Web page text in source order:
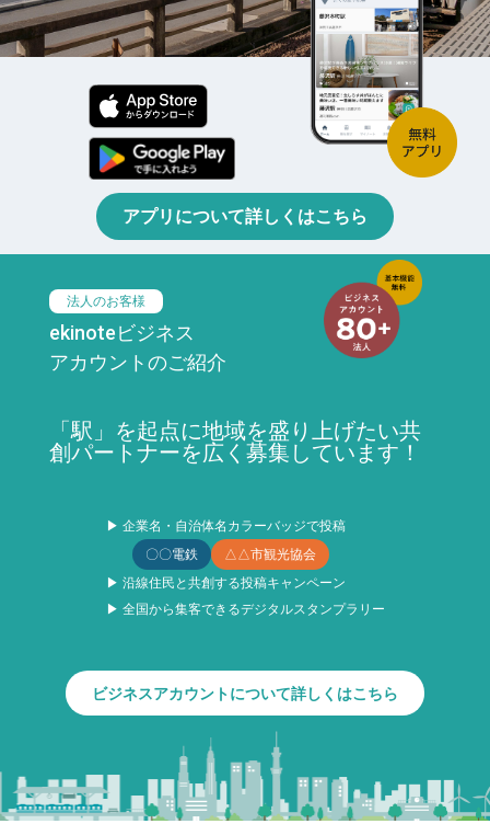
アプリについて詳しくはこちら
法人のお客様
ekinoteビジネス
アカウントのご紹介
「駅」を起点に地域を盛り上げたい共
創パートナーを広く募集しています！
▶ 企業名・自治体名カラーバッジで投稿
〇〇電鉄
△△市観光協会
▶ 沿線住民と共創する投稿キャンペーン
▶ 全国から集客できるデジタルスタンプラリー
ビジネスアカウントについて詳しくはこちら